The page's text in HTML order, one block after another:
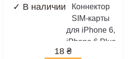
✓ В наличии
Коннектор
SIM-карты
для iPhone 6,
iPhone 6 Plus
18₴